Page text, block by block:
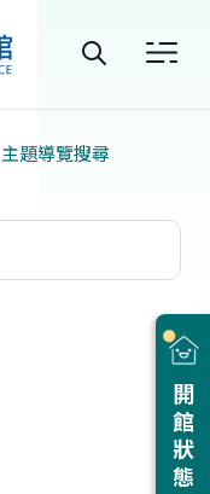
站
尋
開館狀態
主題導覽搜尋